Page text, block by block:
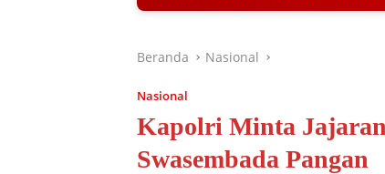
Beranda Nasional
Nasional
Kapolri Minta
Swasembada Pangan